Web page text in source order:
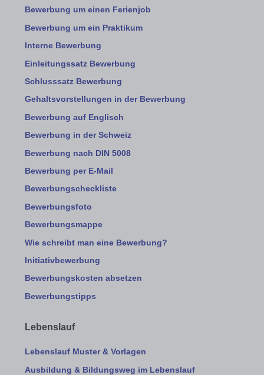
Bewerbung um einen Ferienjob
Bewerbung um ein Praktikum
Interne Bewerbung
Einleitungssatz Bewerbung
Schlusssatz Bewerbung
Gehaltsvorstellungen in der Bewerbung
Bewerbung auf Englisch
Bewerbung in der Schweiz
Bewerbung nach DIN 5008
Bewerbung per E-Mail
Bewerbungscheckliste
Bewerbungsfoto
Bewerbungsmappe
Wie schreibt man eine Bewerbung?
Initiativbewerbung
Bewerbungskosten absetzen
Bewerbungstipps
Lebenslauf
Lebenslauf Muster & Vorlagen
Ausbildung & Bildungsweg im Lebenslauf